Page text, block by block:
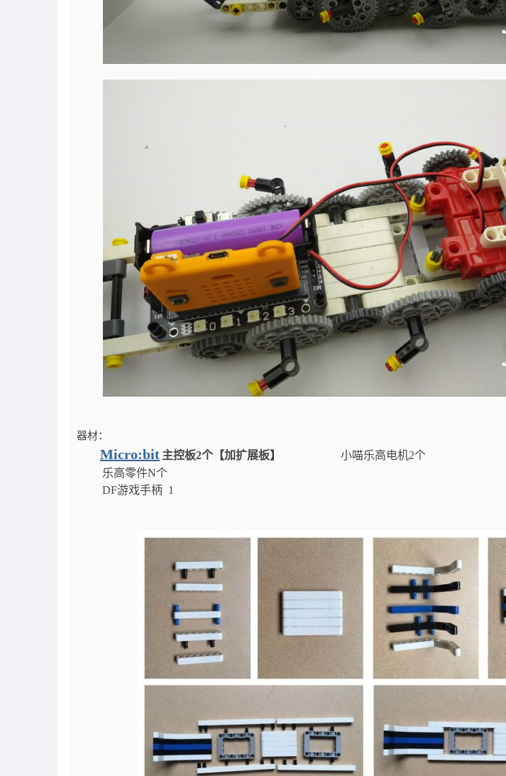
器材：
Micro:bit 主控板2个【加扩展板】
小喵乐高电机2个
乐高零件N个
DF游戏手柄 1